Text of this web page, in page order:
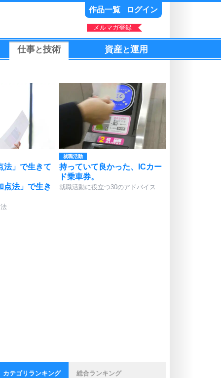
作品一覧 ログイン
メルマガ登録
仕事と技術 資産と運用
法」で生きて
点法」で生き
就職活動
持っていて良かった、ICカー
ド乗車券。
就職活動に役立つ30のアドバイス
カテゴリランキング 総合ランキング